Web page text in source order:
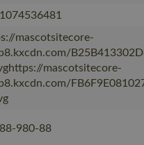
mascotsitecore-
mascotsitecore-
980-88